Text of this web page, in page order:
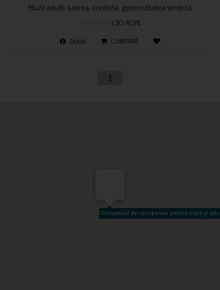
Bluză adulți- iubirea, credința, generozitatea vindecă
130 RON
Detalii CUMPARA
1
Complexul de recuperare pentru copii și
Complexul de recuperare pentru copii și
-